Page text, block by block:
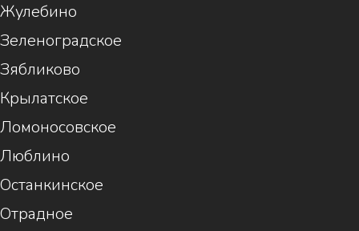
Жулебино
Зеленоградское
Зябликово
Крылатское
Ломоносовское
Люблино
Останкинское
Отрадное